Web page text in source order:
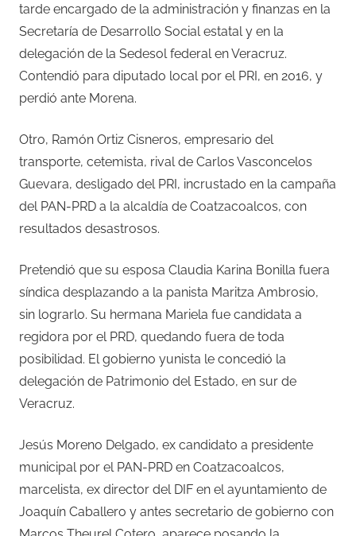
tarde encargado de la administración y finanzas en la
Secretaría de Desarrollo Social estatal y en la
delegación de la Sedesol federal en Veracruz.
Contendió para diputado local por el PRI, en 2016, y
perdió ante Morena.
Otro, Ramón Ortiz Cisneros, empresario del
transporte, cetemista, rival de Carlos Vasconcelos
Guevara, desligado del PRI, incrustado en la campaña
del PAN-PRD a la alcaldía de Coatzacoalcos, con
resultados desastrosos.
Pretendió que su esposa Claudia Karina Bonilla fuera
síndica desplazando a la panista Maritza Ambrosio,
sin lograrlo. Su hermana Mariela fue candidata a
regidora por el PRD, quedando fuera de toda
posibilidad. El gobierno yunista le concedió la
delegación de Patrimonio del Estado, en sur de
Veracruz.
Jesús Moreno Delgado, ex candidato a presidente
municipal por el PAN-PRD en Coatzacoalcos,
marcelista, ex director del DIF en el ayuntamiento de
Joaquín Caballero y antes secretario de gobierno con